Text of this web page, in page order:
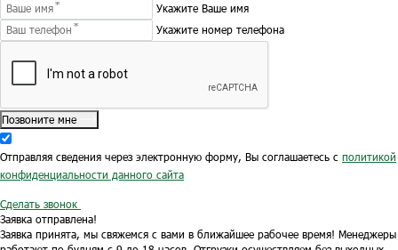
Укажите Ваше имя
Укажите номер телефона
Позвоните мне
Отправляя сведения через электронную форму, Вы соглашаетесь с политикой
конфиденциальности данного сайта
Сделать звонок
Заявка отправлена!
Заявка принята, мы свяжемся с вами в ближайшее рабочее время! Менеджеры